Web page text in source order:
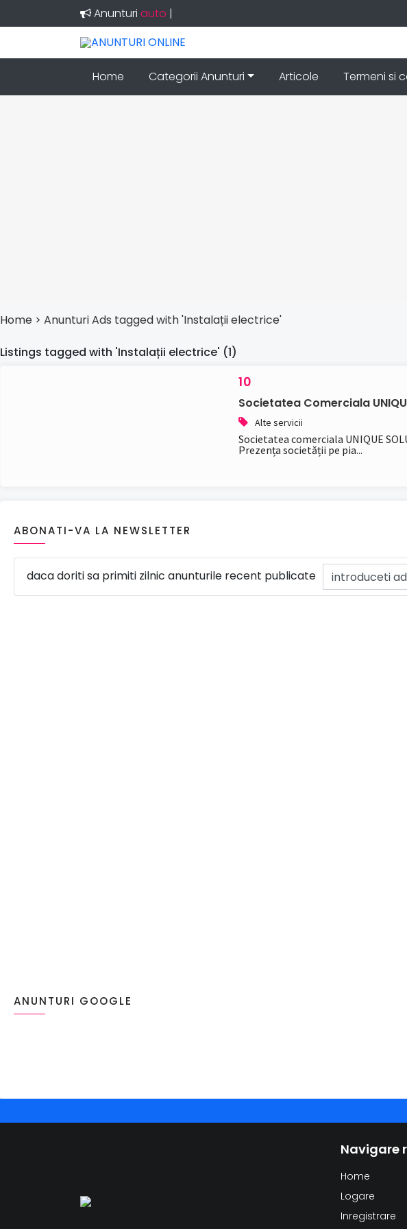
Anunturi auto |
Home Categorii Anunturi Articole Termeni si
Home > AnunturiAds tagged with 'Instalații electrice'
Listings tagged with 'Instalații electrice' (1)
10
Societatea Comerciala
Alte servicii
Societatea comerciala UNIQUE
Prezența societății pe pia...
ABONATI-VA LA NEWSLETTER
daca doriti sa primiti zilnic anunturile recent publicate
ANUNTURI GOOGLE
Navigare
Home
Logare
Inregistrare